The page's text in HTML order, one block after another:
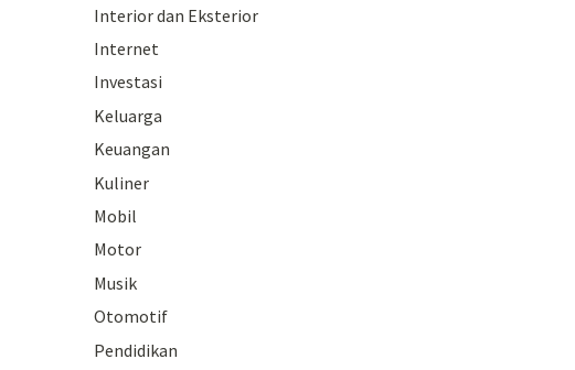
Interior dan Eksterior
Internet
Investasi
Keluarga
Keuangan
Kuliner
Mobil
Motor
Musik
Otomotif
Pendidikan